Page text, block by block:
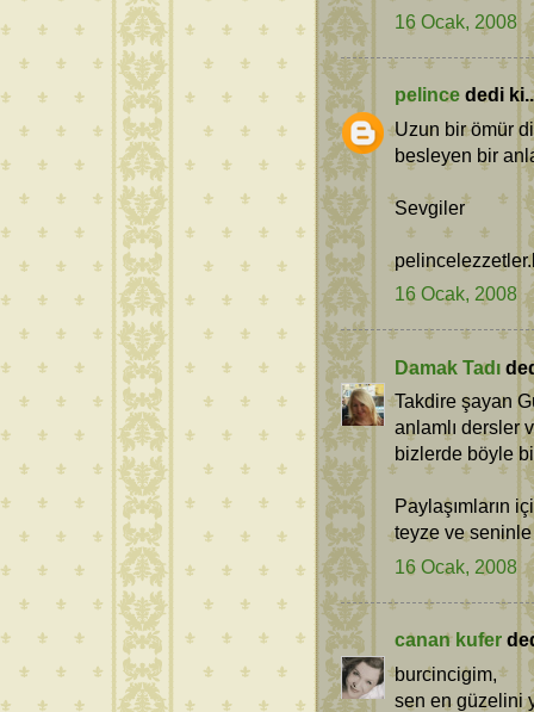
16 Ocak, 2008
pelince dedi
Uzun bir ömür
besleyen bir
Sevgiler
16 Ocak, 2008
Damak Tadı
Takdire şayan
anlamlı dersler
bizlerde böyle
Paylaşımların
teyze ve
16 Ocak, 2008
canan kufer
burcincigim,
sen en güzelini